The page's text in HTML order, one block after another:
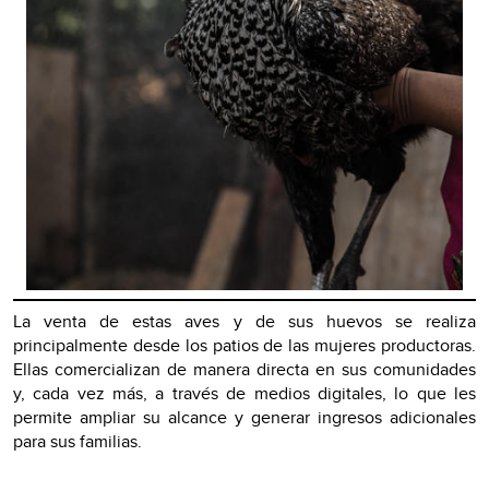
La venta de estas aves y de sus huevos se realiza
principalmente desde los patios de las mujeres productoras.
Ellas comercializan de manera directa en sus comunidades
y, cada vez más, a través de medios digitales, lo que les
permite ampliar su alcance y generar ingresos adicionales
para sus familias.